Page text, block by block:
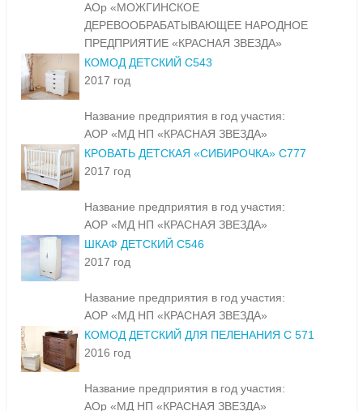
АОр «МОЖГИНСКОЕ
ДЕРЕВООБРАБАТЫВАЮЩЕЕ НАРОДНОЕ
ПРЕДПРИЯТИЕ «КРАСНАЯ ЗВЕЗДА»
КОМОД ДЕТСКИЙ С543
2017 год
Название предприятия в год участия:
АОР «МД НП «КРАСНАЯ ЗВЕЗДА»
КРОВАТЬ ДЕТСКАЯ «СИБИРОЧКА» С777
2017 год
Название предприятия в год участия:
АОР «МД НП «КРАСНАЯ ЗВЕЗДА»
ШКАФ ДЕТСКИЙ С546
2017 год
Название предприятия в год участия:
АОР «МД НП «КРАСНАЯ ЗВЕЗДА»
КОМОД ДЕТСКИЙ ДЛЯ ПЕЛЕНАНИЯ С 571
2016 год
Название предприятия в год участия:
АОр «МД НП «КРАСНАЯ ЗВЕЗДА»